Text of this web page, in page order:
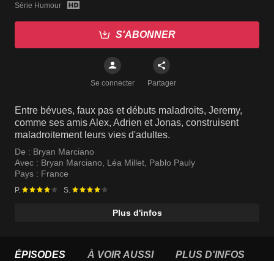
Série Humour
S'ABONNER
Se connecter Partager
Entre bévues, faux pas et débuts maladroits, Jeremy,
comme ses amis Alex, Adrien et Jonas, construisent
maladroitement leurs vies d'adultes.
De : Bryan Marciano
Avec : Bryan Marciano, Léa Millet, Pablo Pauly
Pays : France
P. S.
Plus d'infos
ÉPISODES À VOIR AUSSI PLUS D'INFOS